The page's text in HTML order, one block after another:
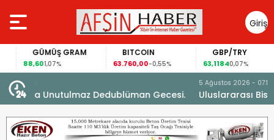
Giriş
Yap
GÜMÜŞ GRAM
88,601,07%
BITCOIN
63.760,00-0,55%
GBP/TRY
63,11840,07%
5 Ağustos 2026 - 07:18
Uluslararası Bisiklet Turnuvası’nda İlk Etap Başarıyla
Tamamlandı.